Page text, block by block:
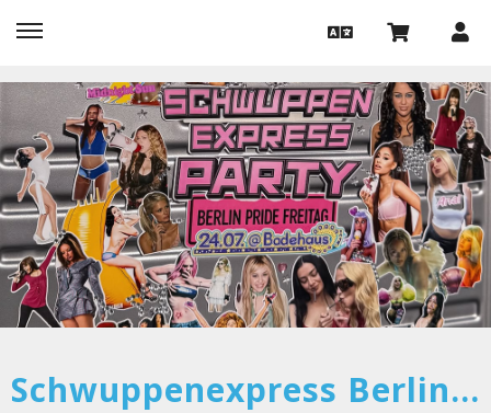
Schwuppenexpress Berlin Pride Party